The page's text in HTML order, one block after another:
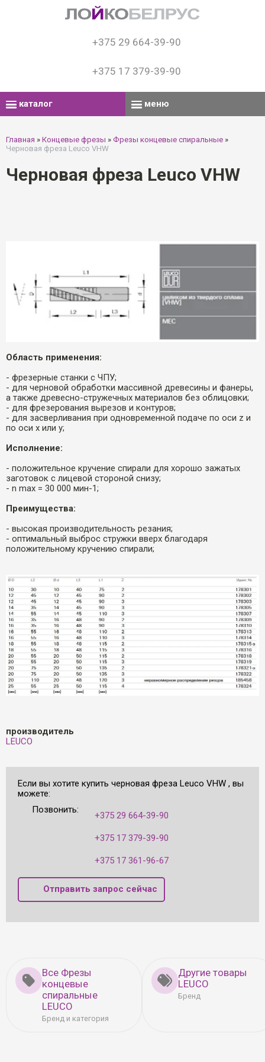
+375 29 664-39-90
+375 17 379-39-90
каталог меню
Главная » Концевые фрезы » Фрезы концевые спиральные »
Чeрновая фреза Leuco VHW
Чeрновая фреза Leuco VHW
Область применения:
- фрезерные станки с ЧПУ;
- для черновой обработки массивной древесины и фанеры,
а также древесно-стружечных материалов без облицовки;
- для фрезерования вырезов и контуров;
- для засверливания при одновременной подаче по оси z и
по оси x или y;
Исполнение:
- положительное кручение спирали для хорошо зажатых
заготовок с лицевой стороной снизу;
- n max = 30 000 мин-1;
Преимущества:
- высокая производительность резания;
- оптимальный выброс стружки вверх благодаря
положительному кручению спирали;
производитель
LEUCO
Если вы хотите купить чeрновая фреза Leuco VHW , вы
можете:
Позвонить:
+375 29 664-39-90
+375 17 379-39-90
+375 17 361-96-67
Отправить запрос сейчас
Все Фрезы
концевые
спиральные
LEUCO
Бренд и категория
Другие товары
LEUCO
Бренд